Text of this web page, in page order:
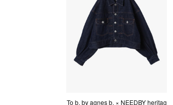
To b. by agnes b. × NEEDBY heritag